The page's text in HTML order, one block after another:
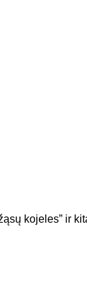
kojeles” ir